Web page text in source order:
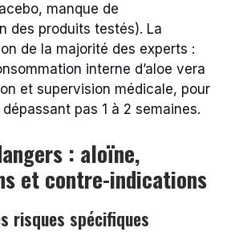
manque de
des produits testés). La
de la majorité des experts :
interne d’aloe vera
et supervision médicale, pour
pas 1 à 2 semaines.
: aloïne,
et contre-indications
risques spécifiques